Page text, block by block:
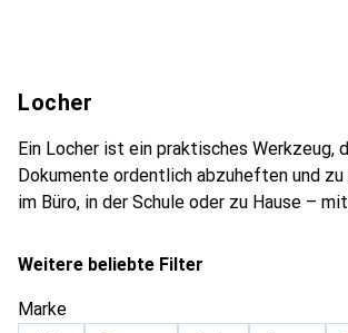
Locher
Ein Locher ist ein praktisches Werkzeug,
Dokumente ordentlich abzuheften und zu
im Büro, in der Schule oder zu Hause –
Weitere beliebte Filter
Marke